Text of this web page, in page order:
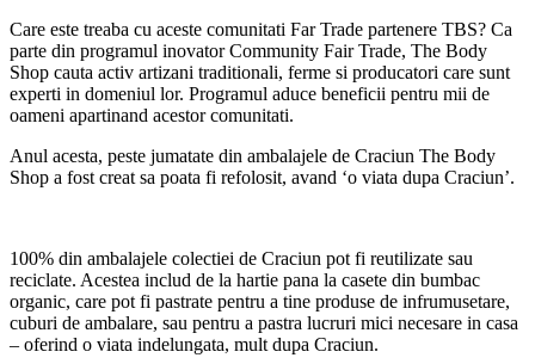
Care este treaba cu aceste comunitati Far Trade partenere TBS? Ca
parte din programul inovator Community Fair Trade, The Body
Shop cauta activ artizani traditionali, ferme si producatori care sunt
experti in domeniul lor. Programul aduce beneficii pentru mii de
oameni apartinand acestor comunitati.
Anul acesta, peste jumatate din ambalajele de Craciun The Body
Shop a fost creat sa poata fi refolosit, avand ‘o viata dupa Craciun’.
100% din ambalajele colectiei de Craciun pot fi reutilizate sau
reciclate. Acestea includ de la hartie pana la casete din bumbac
organic, care pot fi pastrate pentru a tine produse de infrumusetare,
cuburi de ambalare, sau pentru a pastra lucruri mici necesare in casa
– oferind o viata indelungata, mult dupa Craciun.